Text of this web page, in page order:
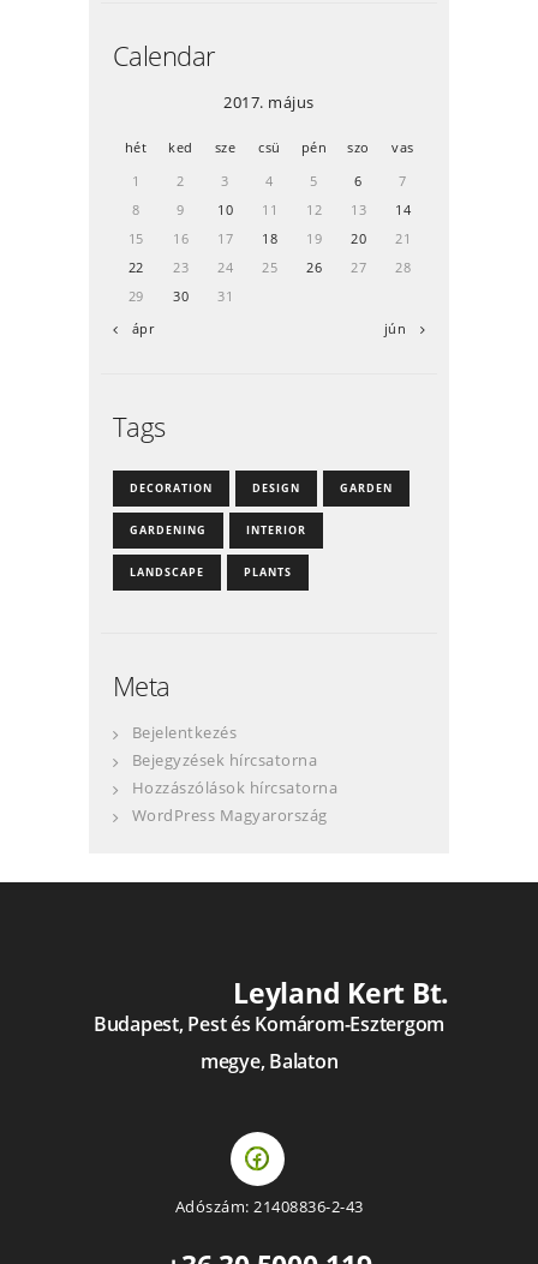
Calendar
2017. május
hét ked sze csü pén szo
vas
1
2 3 4 5 6
7
8
9 10 11 12 13
14
15
16 17 18 19 20
21
22
23 24 25 26 27
28
29
30
31
« ápr
jún »
Tags
DECORATION DESIGN GARDEN
GARDENING INTERIOR
LANDSCAPE PLANTS
Meta
Bejelentkezés
Bejegyzések hírcsatorna
Hozzászólások hírcsatorna
WordPress Magyarország
Leyland Kert Bt.
Budapest, Pest és Komárom-Esztergom
megye, Balaton
Adószám: 21408836-2-43